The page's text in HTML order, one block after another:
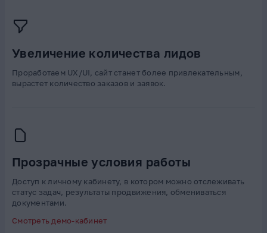
Увеличение количества лидов
Проработаем UX/UI, сайт станет более привлекательным,
вырастет количество заказов и заявок.
Прозрачные условия работы
Доступ к личному кабинету, в котором можно отслеживать
статус задач, результаты продвижения, обмениваться
документами.
Смотреть демо-кабинет